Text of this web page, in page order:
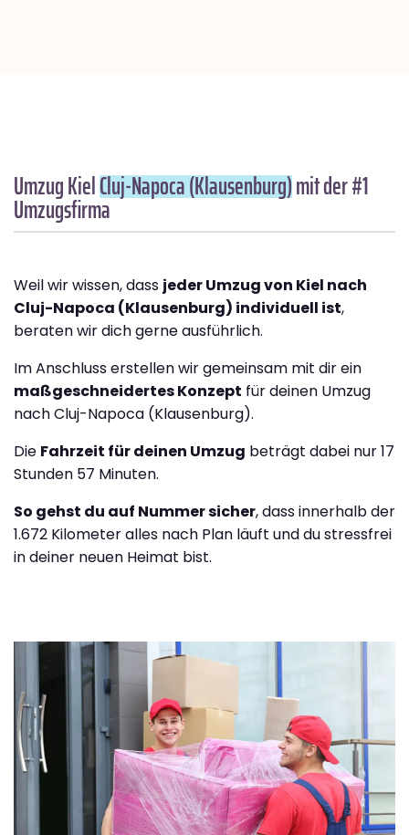
Umzug KielCluj-Napoca (Klausenburg)mit der #1
Umzugsfirma
Weil wir wissen, dass jeder Umzug von Kiel nach
Cluj-Napoca (Klausenburg) individuell ist,
beraten wir dich gerne ausführlich.
Im Anschluss erstellen wir gemeinsam mit dir ein
maßgeschneidertes Konzept für deinen Umzug
nach Cluj-Napoca (Klausenburg).
Die Fahrzeit für deinen Umzug beträgt dabei nur 17
Stunden 57 Minuten.
So gehst du auf Nummer sicher, dass innerhalb der
1.672 Kilometer alles nach Plan läuft und du stressfrei
in deiner neuen Heimat bist.